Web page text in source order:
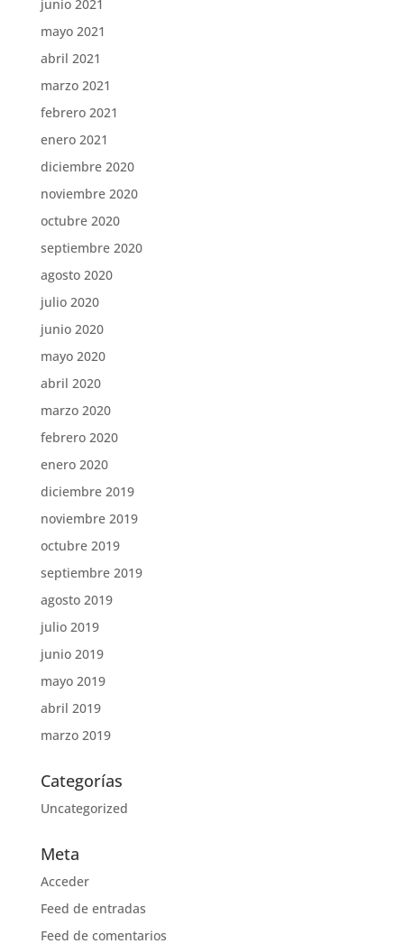
junio 2021
mayo 2021
abril 2021
marzo 2021
febrero 2021
enero 2021
diciembre 2020
noviembre 2020
octubre 2020
septiembre 2020
agosto 2020
julio 2020
junio 2020
mayo 2020
abril 2020
marzo 2020
febrero 2020
enero 2020
diciembre 2019
noviembre 2019
octubre 2019
septiembre 2019
agosto 2019
julio 2019
junio 2019
mayo 2019
abril 2019
marzo 2019
Categorías
Uncategorized
Meta
Acceder
Feed de entradas
Feed de comentarios